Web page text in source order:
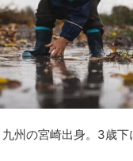
州の宮崎出身。3歳下